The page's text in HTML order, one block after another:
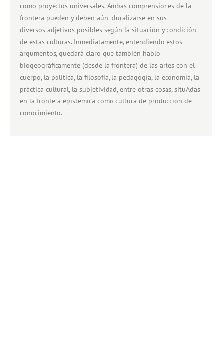
como proyectos universales. Ambas comprensiones de la
frontera pueden y deben aún pluralizarse en sus
diversos adjetivos posibles según la situación y condición
de estas culturas. Inmediatamente, entendiendo estos
argumentos, quedará claro que también hablo
biogeográficamente (desde la frontera) de las artes con el
cuerpo, la política, la filosofía, la pedagogía, la economía, la
práctica cultural, la subjetividad, entre otras cosas, situAdas
en la frontera epistémica como cultura de producción de
conocimiento.